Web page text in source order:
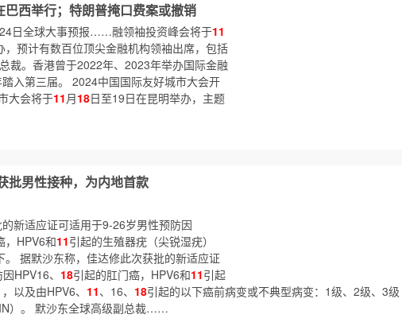
巴西举行；特朗普掩口费案或撤销
日全球大事预报……融领袖投资峰会将于11
，预计有数百位顶尖金融机构领袖出席，包括
裁。香港曾于2022年、2023年举办国际金融
入第三届。 2024中国国际友好城市大会开
大会将于11月18日至19日在昆明举办，主题
批男性接种，为内地首款
新适应证可适用于9-26岁男性预防因
，HPV6和11引起的生殖器疣（尖锐湿疣）
据默沙东称，佳达修此次获批的新适应证
HPV16、 18引起的肛门癌，HPV6和11引起
以及由HPV6、 11、16、 18引起的以下癌前病变或不典型病变：1级、2级、3级
）。 默沙东全球高级副总裁……